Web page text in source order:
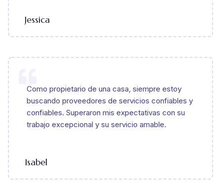
Jessica
Como propietario de una casa, siempre estoy
buscando proveedores de servicios confiables y
confiables. Superaron mis expectativas con su
trabajo excepcional y su servicio amable.
Isabel